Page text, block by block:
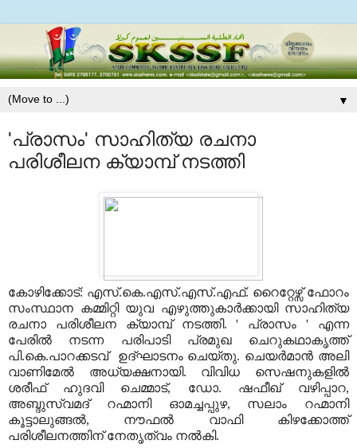
▼
'പ്രാസം' സാഹിത്യ രചനാ
പരിശീലന ക്യാമ്പ് നടത്തി
കോഴിക്കോട്: എസ്.കെ.എസ്.എസ്.എഫ്. റൈറ്റേഴ്സ് ഫോറം
സംസ്ഥാന കമ്മിറ്റി യുവ എഴുത്തുകാർക്കായി സാഹിത്യ
രചനാ പരിശീലന ക്യാമ്പ് നടത്തി.' പ്രാസം' എന്ന
പേരിൽ നടന്ന പരിപാടി പ്രമുഖ ചെറുകഥാകൃത്ത്
പി.കെ.പാറക്കടവ്
ഉദ്ഘാടനം ചെയ്തു. ചെയർമാൻ അലി
വാണിമേൽ അധ്യക്ഷനായി. വിവിധ സെഷനുകളിൽ
ശരീഫ് ഹുദവി ചെമ്മാട്, ഡോ. ഷഫീഖ് വഴിപ്പാറ,
അബ്ദുസ്വമദ് റഹ്മാനി ഓമച്ചപ്പുഴ, സലാം റഹ്മാനി
കൂട്ടാലുങ്ങൽ, നൗഫൽ വാഫി കിഴക്കോത്ത്
പരിശീലനത്തിന് നേതൃത്വം നൽകി.